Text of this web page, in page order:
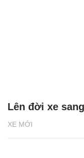
XE MỚI
Lên đời xe